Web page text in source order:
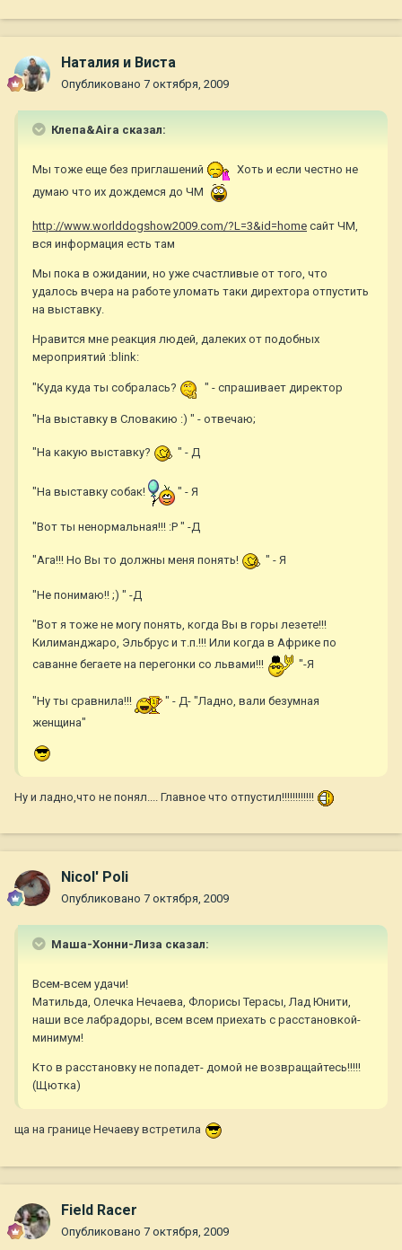
Наталия и Виста
Опубликовано 7 октября, 2009
Клепа&Aira сказал:
Мы тоже еще без приглашений
Хоть и если честно не
думаю что их дождемся до ЧМ
http://www.worlddogshow2009.com/?L=3&id=home сайт ЧМ,
вся информация есть там
Мы пока в ожидании, но уже счастливые от того, что
удалось вчера на работе уломать таки дирехтора отпустить
на выставку.
Нравится мне реакция людей, далеких от подобных
мероприятий :blink:
"Куда куда ты собралась? " - спрашивает директор
"На выставку в Словакию :) " - отвечаю;
"На какую выставку? " - Д
"На выставку собак! " - Я
"Вот ты ненормальная!!! :P " -Д
"Ага!!! Но Вы то должны меня понять! " - Я
"Не понимаю!! ;) " -Д
"Вот я тоже не могу понять, когда Вы в горы лезете!!!
Килиманджаро, Эльбрус и т.п.!!! Или когда в Африке по
саванне бегаете на перегонки со львами!!!
"-Я
"Ну ты сравнила!!!
" - Д- "Ладно, вали безумная
женщина"
Ну и ладно,что не понял.... Главное что отпустил!!!!!!!!!!!!
Nicol' Poli
Опубликовано 7 октября, 2009
Маша-Хонни-Лиза сказал:
Всем-всем удачи!
Матильда, Олечка Нечаева, Флорисы Терасы, Лад Юнити,
наши все лабрадоры, всем всем приехать с расстановкой-
минимум!
Кто в расстановку не попадет- домой не возвращайтесь!!!!!
(Щютка)
ща на границе Нечаеву встретила
Field Racer
Опубликовано 7 октября, 2009